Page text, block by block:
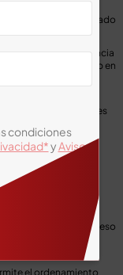
pública de los
autorizado
prohibidos.
caso la existencia
del sitio web en
parte de
que cada usuario les
web ni de las
EN EL
y tiene una
plenamente el acceso
vigencia o
específico.
el ordenamiento
condiciones
yAviso